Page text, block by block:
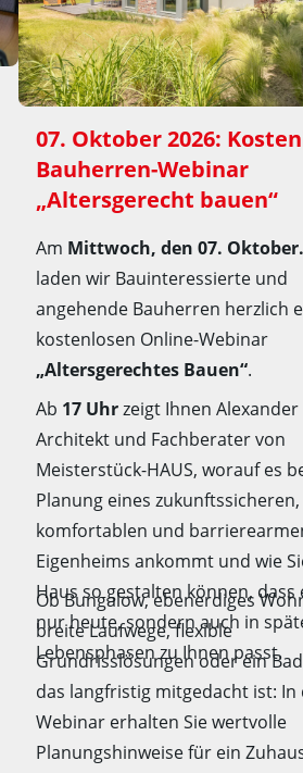
07. Oktober 2026:
Bauherren-Webinar
„Altersgerecht bauen“
Am Mittwoch, den 07.
laden wir Bauinteressierte und
angehende Bauherren herzlich
kostenlosen Online-Webinar
„Altersgerechtes Bauen“.
Ab 17 Uhrzeigt Ihnen Alexander
Architekt und Fachberater von
Meisterstück-HAUS, worauf es
Planung eines zukunftssicheren,
komfortablen und
Eigenheims ankommt und wie
Haus so gestalten können, dass
nur heute, sondern auch in
Lebensphasen zu Ihnen passt.
Ob Bungalow, ebenerdiges
breite Laufwege, flexible
Grundrisslösungen oder ein
das langfristig mitgedacht ist: In
Webinar erhalten Sie wertvolle
Planungshinweise für ein